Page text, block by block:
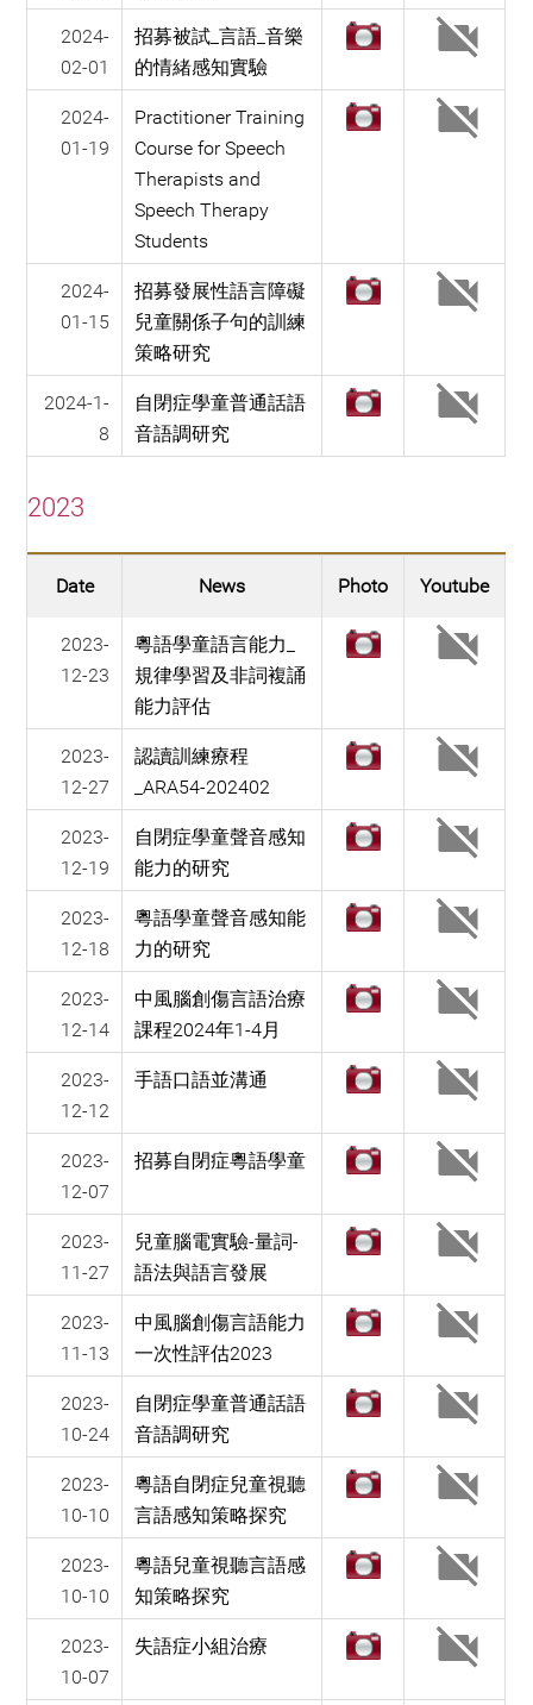
2024-
02-01
招募被試_言語_音樂
的情緒感知實驗
2024-
01-19
Practitioner Training
Course for Speech
Therapists and
Speech Therapy
Students
2024-
01-15
招募發展性語言障礙
兒童關係子句的訓練
策略研究
2024-1-
8
自閉症學童普通話語
音語調研究
2023
Date News Photo Youtube
2023-
12-23
粵語學童語言能力_
規律學習及非詞複誦
能力評估
2023-
12-27
認讀訓練療程
_ARA54-202402
2023-
12-19
自閉症學童聲音感知
能力的研究
2023-
12-18
粵語學童聲音感知能
力的研究
2023-
12-14
中風腦創傷言語治療
課程2024年1-4月
2023-
12-12
手語口語並溝通
2023-
12-07
招募自閉症粵語學童
2023-
11-27
兒童腦電實驗-量詞-
語法與語言發展
2023-
11-13
中風腦創傷言語能力
一次性評估2023
2023-
10-24
自閉症學童普通話語
音語調研究
2023-
10-10
粵語自閉症兒童視聽
言語感知策略探究
2023-
10-10
粵語兒童視聽言語感
知策略探究
2023-
10-07
失語症小組治療